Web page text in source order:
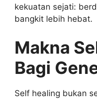
kekuatan sejati:
bangkit lebih hebat.
Makna
Bagi
Self healing bukan